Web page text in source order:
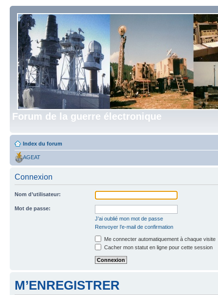
Forum de la guerre électronique
Index du forum
AGEAT
Connexion
Nom d’utilisateur:
Mot de passe:
J’ai oublié mon mot de passe
Renvoyer l’e-mail de confirmation
Me connecter automatiquement à chaque visite
Cacher mon statut en ligne pour cette session
M’ENREGISTRER